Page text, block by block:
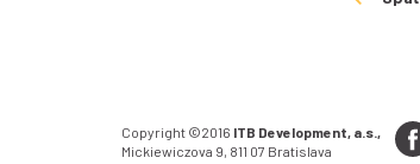
Copyright ©2016 ITB Development, a.s.,
Mickiewiczova 9, 811 07 Bratislava